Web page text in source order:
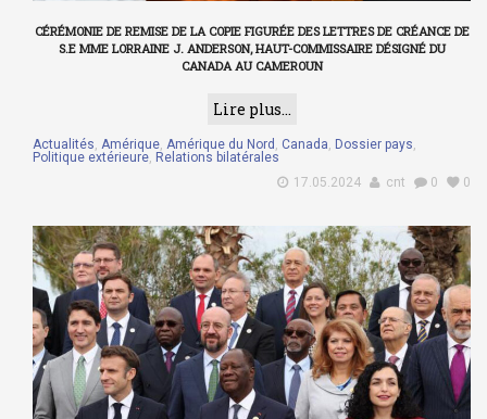
CÉRÉMONIE DE REMISE DE LA COPIE FIGURÉE DES LETTRES DE CRÉANCE DE
S.E MME LORRAINE J. ANDERSON, HAUT-COMMISSAIRE DÉSIGNÉ DU
CANADA AU CAMEROUN
Lire plus...
Actualités Amérique Amérique du Nord Canada Dossier pays
Politique extérieure Relations bilatérales
17.05.2024
cnt 0 0